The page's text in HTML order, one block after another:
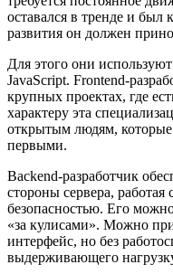
оставался в тренде и был
развития он должен
Для этого они
JavaScript. Frontend-
крупных проектах, где
характеру эта
открытым людям,
первыми.
Backend-разработчик
стороны сервера,
безопасностью. Его
«за кулисами». Можно
интерфейс, но без
выдерживающего